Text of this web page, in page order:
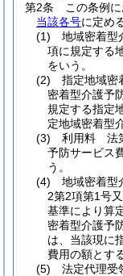
第2条
この条例に
当該各号に定め
(1)
地域密着
項に規定する
をいう。
(2)
指定地域密
密着型介護予
規定する指定
定地域密着型
(3)
利用料 法
予防サービス
う。
(4)
地域密着
2第2項第1号
基準により算
密着型介護予
は、当該現に
費用の額とす
(5)
法定代理受